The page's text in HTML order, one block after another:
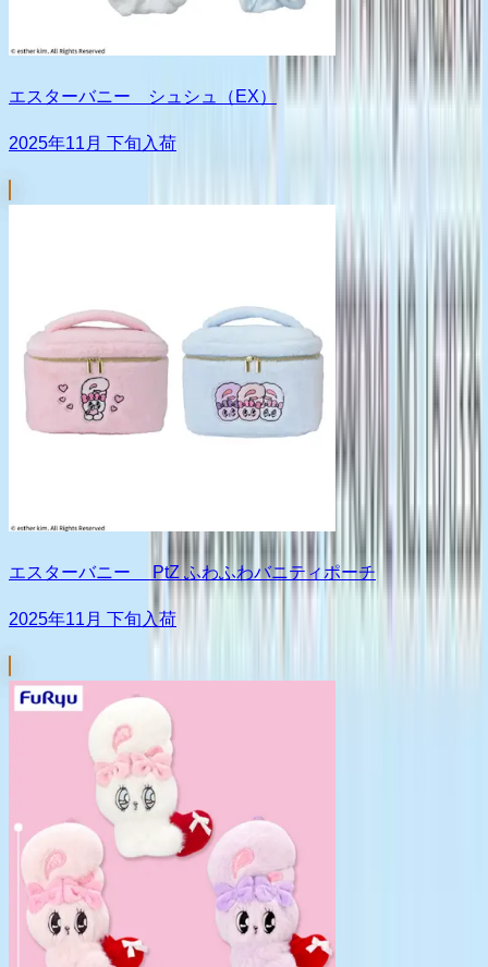
エスターバニー シュシュ（EX）
2025年11月 下旬入荷
エスターバニー PtZ ふわふわバニティポーチ
2025年11月 下旬入荷